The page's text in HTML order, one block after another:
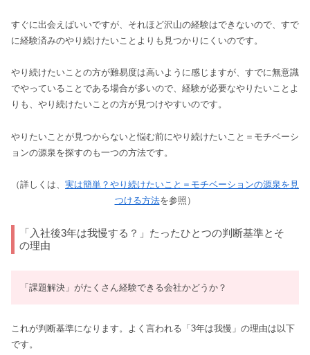
すぐに出会えばいいですが、それほど沢山の経験はできないので、すで
に経験済みのやり続けたいことよりも見つかりにくいのです。
やり続けたいことの方が難易度は高いように感じますが、すでに無意識
でやっていることである場合が多いので、経験が必要なやりたいことよ
りも、やり続けたいことの方が見つけやすいのです。
やりたいことが見つからないと悩む前にやり続けたいこと＝モチベーシ
ョンの源泉を探すのも一つの方法です。
（詳しくは、 実は簡単？やり続けたいこと＝モチベーションの源泉を見
つける方法を参照）
「入社後3年は我慢する？」たったひとつの判断基準とそ
の理由
「課題解決」がたくさん経験できる会社かどうか？
これが判断基準になります。よく言われる「3年は我慢」の理由は以下
です。